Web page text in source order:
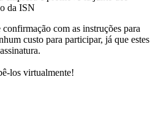
da ISN
com as instruções para
custo para participar, já que estes
los virtualmente!